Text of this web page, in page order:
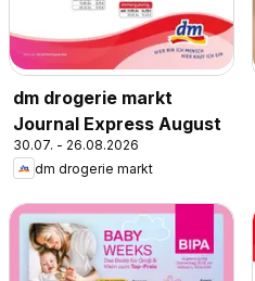
dm drogerie markt
Journal Express August
30.07. - 26.08.2026
dm drogerie markt